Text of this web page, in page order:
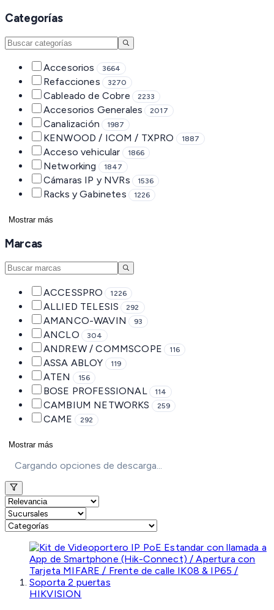
Categorías
Accesorios 3664
Refacciones 3270
Cableado de Cobre 2233
Accesorios Generales 2017
Canalización 1987
KENWOOD / ICOM / TXPRO 1887
Acceso vehicular 1866
Networking 1847
Cámaras IP y NVRs 1536
Racks y Gabinetes 1226
Mostrar más
Marcas
ACCESSPRO 1226
ALLIED TELESIS 292
AMANCO-WAVIN 93
ANCLO 304
ANDREW / COMMSCOPE 116
ASSA ABLOY 119
ATEN 156
BOSE PROFESSIONAL 114
CAMBIUM NETWORKS 259
CAME 292
Mostrar más
Cargando opciones de descarga...
HIKVISION